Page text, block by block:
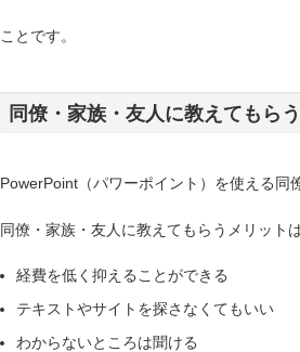
ことです。
同僚・家族・友人に教えてもらう
PowerPoint（パワーポイント）を使える同
同僚・家族・友人に教えてもらうメリットは
経費を低く抑えることができる
テキストやサイトを探さなくてもいい
わからないところは聞ける